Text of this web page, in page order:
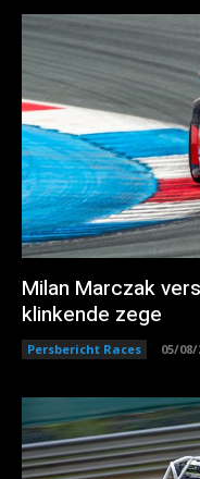
Milan Marczak
klinkende zege
Persbericht Races 05/08/